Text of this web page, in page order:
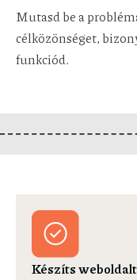
Mutasd be a
célközönséget,
funkciód.
Készíts